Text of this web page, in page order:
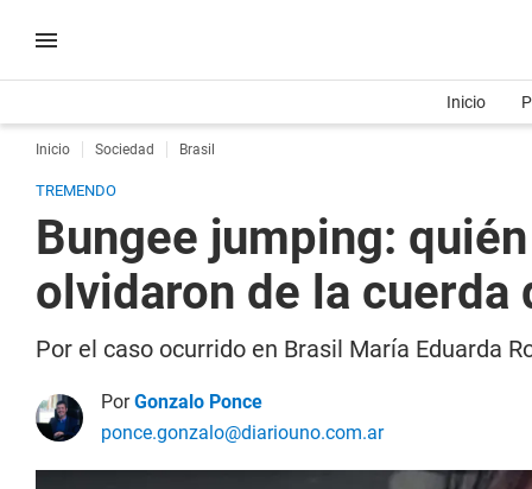
Inicio
Inicio Sociedad Brasil
TREMENDO
Bungee jumping:
olvidaron de la cuerda
Por el caso ocurrido en Brasil María Eduarda
PorGonzalo Ponce
ponce.gonzalo@diariouno.com.ar